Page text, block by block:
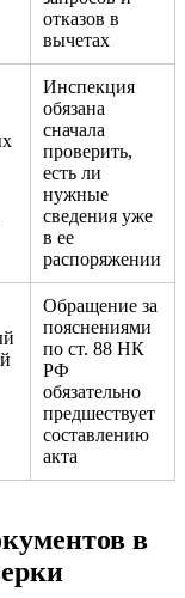
отказов в
вычетах
Инспекция
обязана
сначала
проверить,
есть ли
нужные
сведения уже
в ее
распоряжении
Обращение за
пояснениями
по ст. 88 НК
РФ
обязательно
предшествует
составлению
акта
в